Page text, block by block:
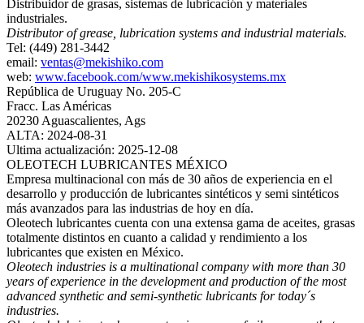
Distribuidor de grasas, sistemas de lubricación y materiales
industriales.
Distributor of grease, lubrication systems and industrial materials.
Tel: (449) 281-3442
email: ventas@mekishiko.com
web: www.facebook.com/www.mekishikosystems.mx
República de Uruguay No. 205-C
Fracc. Las Américas
20230 Aguascalientes, Ags
ALTA: 2024-08-31
Ultima actualización: 2025-12-08
OLEOTECH LUBRICANTES MÉXICO
Empresa multinacional con más de 30 años de experiencia en el
desarrollo y producción de lubricantes sintéticos y semi sintéticos
más avanzados para las industrias de hoy en día.
Oleotech lubricantes cuenta con una extensa gama de aceites, grasas
totalmente distintos en cuanto a calidad y rendimiento a los
lubricantes que existen en México.
Oleotech industries is a multinational company with more than 30
years of experience in the development and production of the most
advanced synthetic and semi‐synthetic lubricants for today´s
industries.